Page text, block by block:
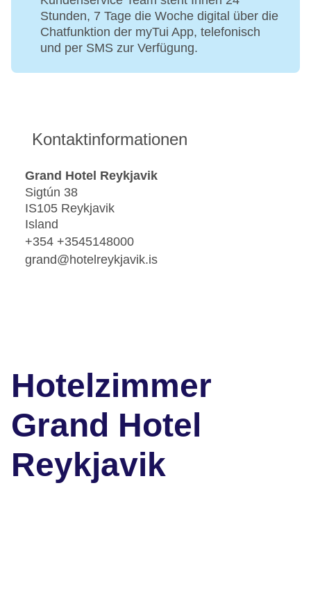
Stunden, 7 Tage die Woche digital über die
Chatfunktion der myTui App, telefonisch
und per SMS zur Verfügung.
Kontaktinformationen
Grand Hotel Reykjavik
Sigtún 38
IS105 Reykjavik
Island
+354 +3545148000
grand@hotelreykjavik.is
Hotelzimmer
Grand Hotel
Reykjavik